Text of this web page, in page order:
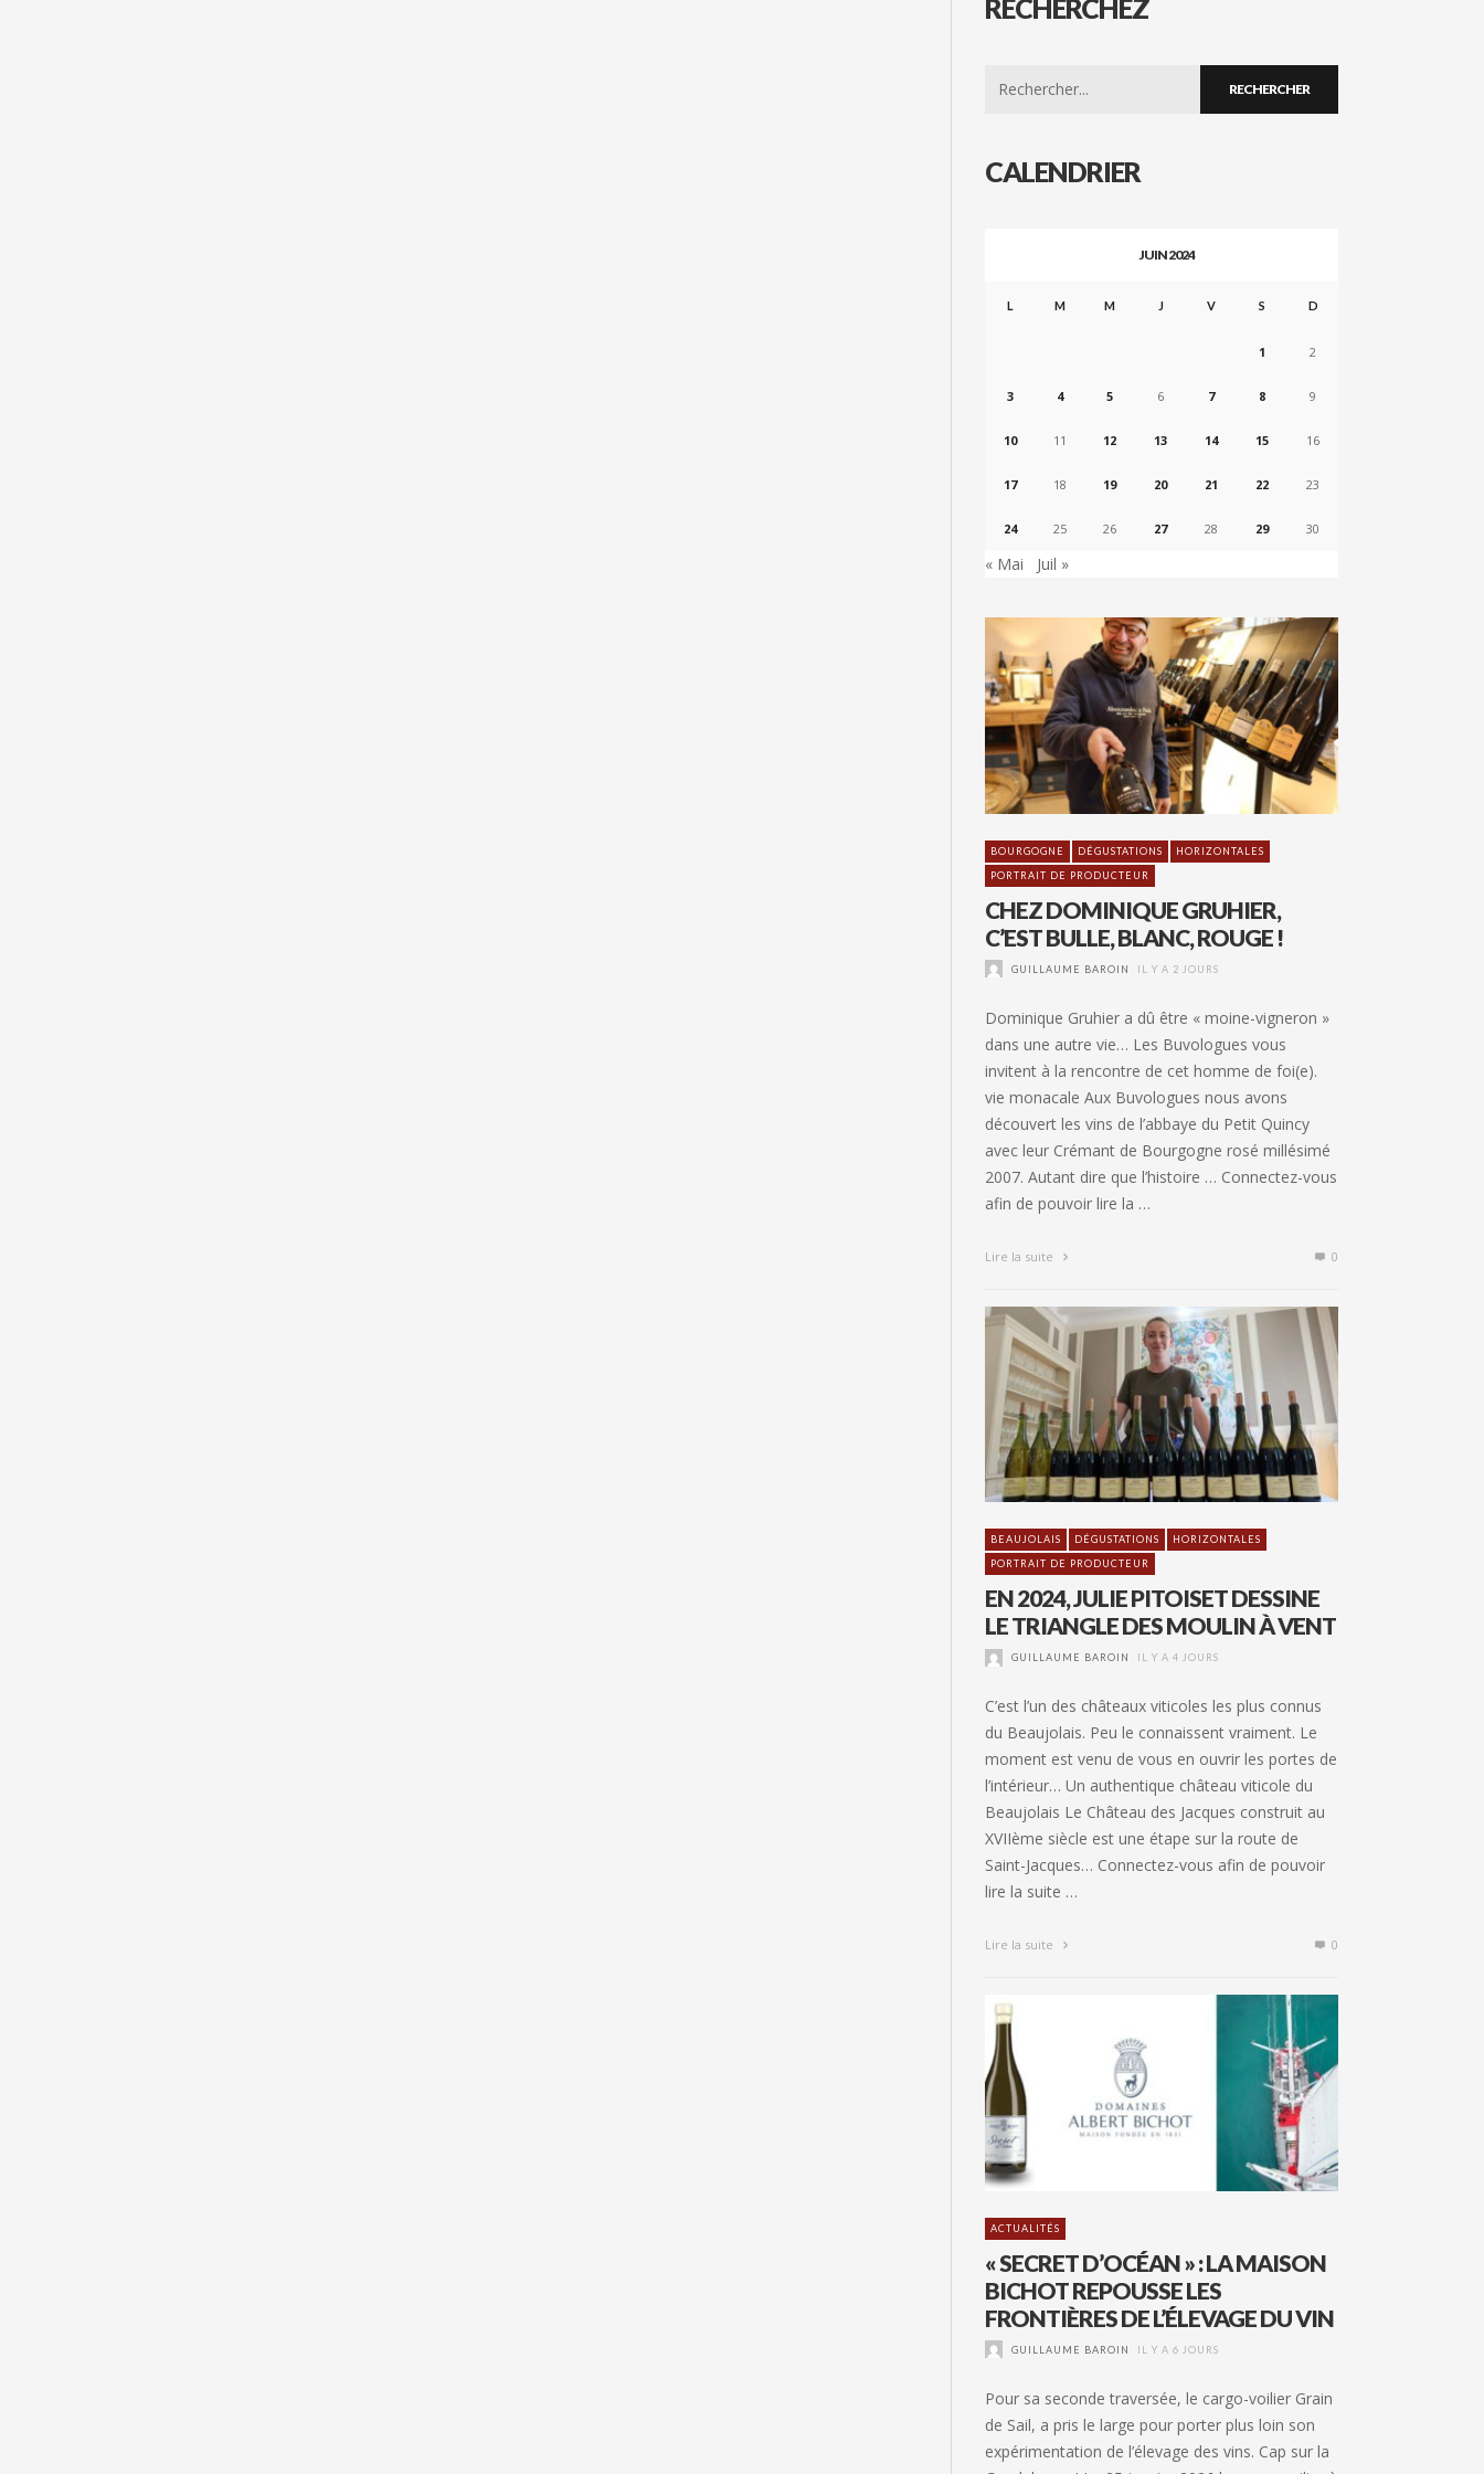
RECHERCHEZ
CALENDRIER
JUIN 2024
L M M J V S D
1 2
3 4 5 6 7 8 9
10 11 12 13 14 15 16
17 18 19 20 21 22 23
24 25 26 27 28 29 30
« Mai Juil »
BOURGOGNE DÉGUSTATIONS
HORIZONTALES
PORTRAIT DE PRODUCTEUR
CHEZ DOMINIQUE GRUHIER,
C’EST BULLE, BLANC, ROUGE !
GUILLAUME BAROIN IL Y A 2 JOURS
Dominique Gruhier a dû être « moine-vigneron »
dans une autre vie… Les Buvologues vous
invitent à la rencontre de cet homme de foi(e).
vie monacale Aux Buvologues nous avons
découvert les vins de l’abbaye du Petit Quincy
avec leur Crémant de Bourgogne rosé millésimé
2007. Autant dire que l’histoire … Connectez-vous
afin de pouvoir lire la …
Lire la suite 0
BEAUJOLAIS DÉGUSTATIONS
HORIZONTALES
PORTRAIT DE PRODUCTEUR
EN 2024, JULIE PITOISET DESSINE
LE TRIANGLE DES MOULIN À VENT
GUILLAUME BAROIN IL Y A 4 JOURS
C’est l’un des châteaux viticoles les plus connus
du Beaujolais. Peu le connaissent vraiment. Le
moment est venu de vous en ouvrir les portes de
l’intérieur… Un authentique château viticole du
Beaujolais Le Château des Jacques construit au
XVIIème siècle est une étape sur la route de
Saint-Jacques… Connectez-vous afin de pouvoir
lire la suite …
Lire la suite 0
ACTUALITÉS
« SECRET D’OCÉAN » : LA MAISON
BICHOT REPOUSSE LES
FRONTIÈRES DE L’ÉLEVAGE DU VIN
GUILLAUME BAROIN IL Y A 6 JOURS
Pour sa seconde traversée, le cargo-voilier Grain
de Sail, a pris le large pour porter plus loin son
expérimentation de l’élevage des vins. Cap sur la